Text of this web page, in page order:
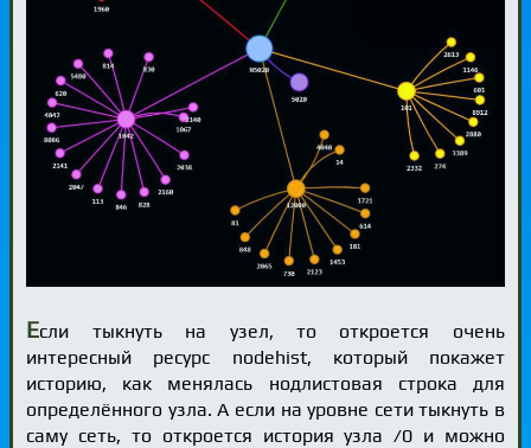
Если тыкнуть на узел, то откроется очень
интересный ресурс nodehist, который покажет
историю, как менялась нодлистовая строка для
определённого узла. А если на уровне сети тыкнуть в
саму сеть, то откроется история узла /0 и можно